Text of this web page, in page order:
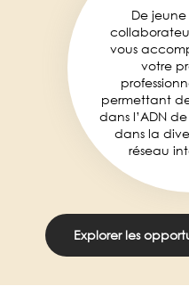
De
vous
votre
permettant
dans l’ADN
dans la
réseau
Explorer les